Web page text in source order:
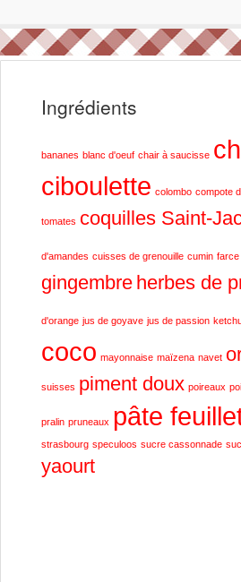
Ingrédients
bananes blanc d'oeuf chair à saucisse
ciboulette colombo compote
tomates coquilles Saint-
d'amandes cuisses de grenouille cumin farce
gingembre herbes de
d'orange jus de goyave jus de passion
coco mayonnaise maïzena navet
suisses piment doux poireaux
pralin pruneaux pâte
strasbourg speculoos sucre cassonnade
yaourt